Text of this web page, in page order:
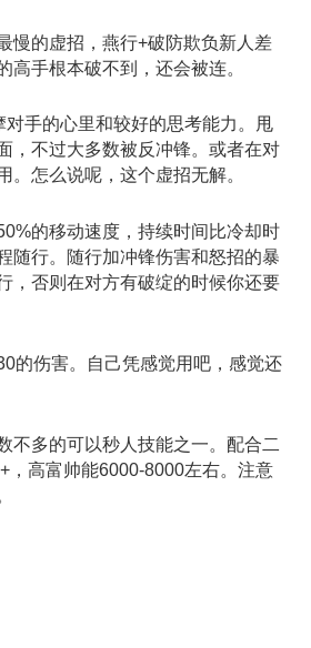
的虚招，燕行+破防欺负新人差
高手根本破不到，还会被连。
手的心里和较好的思考能力。甩
，不过大多数被反冲锋。或者在对
。怎么说呢，这个虚招无解。
的移动速度，持续时间比冷却时
随行。随行加冲锋伤害和怒招的暴
，否则在对方有破绽的时候你还要
伤害。自己凭感觉用吧，感觉还
多的可以秒人技能之一。配合二
，高富帅能6000-8000左右。注意